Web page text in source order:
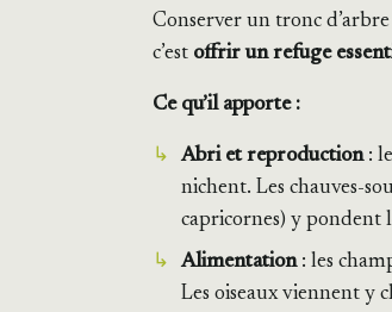
Conserver un tronc
c’est offrir un refuge
Ce qu’il apporte :
Abri et reproduction:
nichent. Les chauves-
capricornes) y pondent
Alimentation: les
Les oiseaux viennent y